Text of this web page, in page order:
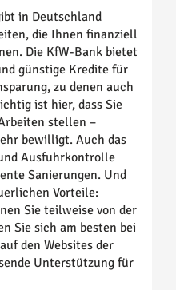
in Deutschland
die Ihnen finanziell
Die KfW-Bank bietet
günstige Kredite für
zu denen auch
ist hier, dass Sie
stellen –
bewilligt. Auch das
Ausfuhrkontrolle
Sanierungen. Und
Vorteile:
Sie teilweise von der
Sie sich am besten bei
den Websites der
Unterstützung für